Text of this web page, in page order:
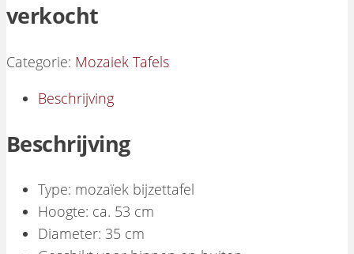
verkocht
Categorie: Mozaiek Tafels
Beschrijving
Beschrijving
Type: mozaïek bijzettafel
Hoogte: ca. 53 cm
Diameter: 35 cm